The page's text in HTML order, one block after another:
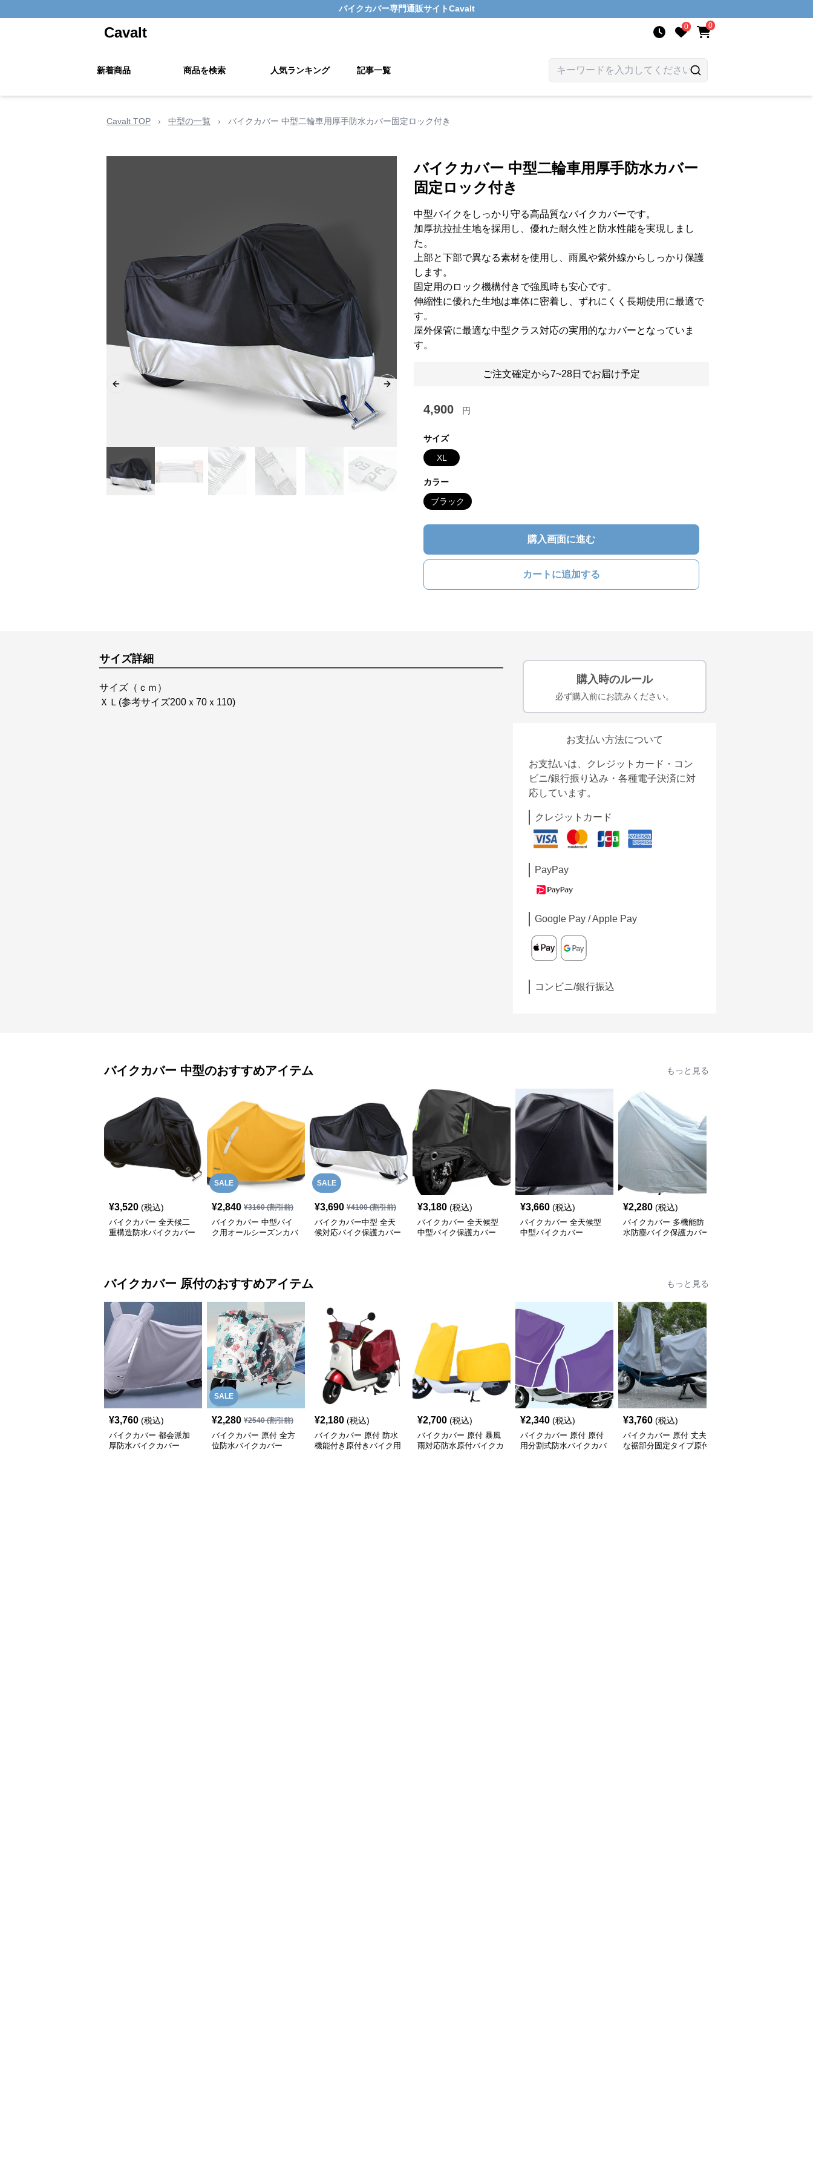
バイクカバー専門通販サイトCavalt
Cavalt 0 0
新着商品 商品を検索 人気ランキング 記事一覧
Cavalt TOP › 中型の一覧 › バイクカバー 中型二輪車用厚手防水カバー固定ロック付き
Previous slide Next slide
バイクカバー 中型二輪車用厚手防水カバー
固定ロック付き
中型バイクをしっかり守る高品質なバイクカバーです。
加厚抗拉扯生地を採用し、優れた耐久性と防水性能を実現しまし
た。
上部と下部で異なる素材を使用し、雨風や紫外線からしっかり保護
します。
固定用のロック機構付きで強風時も安心です。
伸縮性に優れた生地は車体に密着し、ずれにくく長期使用に最適で
す。
屋外保管に最適な中型クラス対応の実用的なカバーとなっていま
す。
ご注文確定から7~28日でお届け予定
4,900 円
サイズ
XL
カラー
ブラック
購入画面に進む
カートに追加する
サイズ詳細
サイズ（ｃｍ）
ＸＬ(参考サイズ200ｘ70ｘ110)
購入時のルール
必ず購入前にお読みください。
お支払い方法について
お支払いは、クレジットカード・コン
ビニ/銀行振り込み・各種電子決済に対
応しています。
クレジットカード
PayPay
Google Pay / Apple Pay
コンビニ/銀行振込
バイクカバー 中型のおすすめアイテム もっと見る
¥3,520 (税込)
バイクカバー 全天候二
重構造防水バイクカバー
SALE
¥2,840 ¥3160(割引前)
バイクカバー 中型バイ
ク用オールシーズンカバ
SALE
¥3,690 ¥4100(割引前)
バイクカバー中型 全天
候対応バイク保護カバー
¥3,180 (税込)
バイクカバー 全天候型
中型バイク保護カバー
¥3,660 (税込)
バイクカバー 全天候型
中型バイクカバー
¥2,280 (税込)
バイクカバー 多機能防
水防塵バイク保護カバー
バイクカバー 原付のおすすめアイテム もっと見る
¥3,760 (税込)
バイクカバー 都会派加
厚防水バイクカバー
SALE
¥2,280 ¥2540(割引前)
バイクカバー 原付 全方
位防水バイクカバー
¥2,180 (税込)
バイクカバー 原付 防水
機能付き原付きバイク用
¥2,700 (税込)
バイクカバー 原付 暴風
雨対応防水原付バイクカ
¥2,340 (税込)
バイクカバー 原付 原付
用分割式防水バイクカバ
¥3,760 (税込)
バイクカバー 原付 丈夫
な裾部分固定タイプ原付